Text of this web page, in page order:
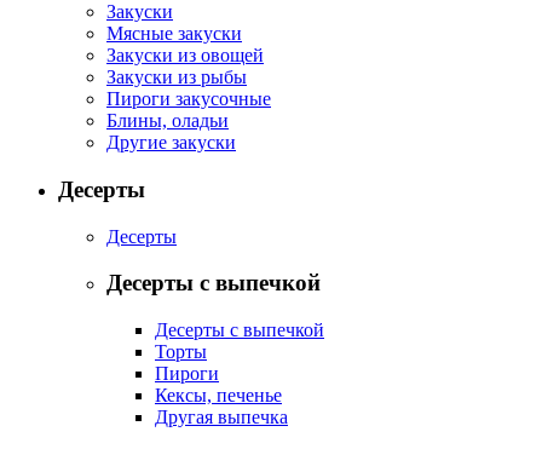
Закуски
Мясные закуски
Закуски из овощей
Закуски из рыбы
Пироги закусочные
Блины, оладьи
Другие закуски
Десерты
Десерты
Десерты с выпечкой
Десерты с выпечкой
Торты
Пироги
Кексы, печенье
Другая выпечка